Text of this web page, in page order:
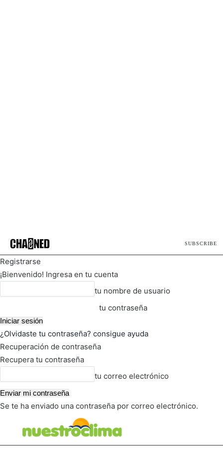
SUBSCRIBE
Registrarse
¡Bienvenido! Ingresa en tu cuenta
tu nombre de usuario
tu contraseña
¿Olvidaste tu contraseña? consigue ayuda
Recuperación de contraseña
Recupera tu contraseña
tu correo electrónico
Se te ha enviado una contraseña por correo electrónico.